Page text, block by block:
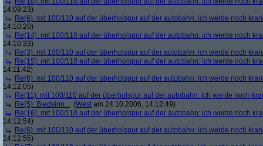
14:09:23)
Re(6): mit 100/110 auf der überholspur auf der autobahn: ich werde noch
14:10:20)
Re(14): mit 100/110 auf der überholspur auf der autobahn: ich werde noch
14:10:33)
Re(3): mit 100/110 auf der überholspur auf der autobahn: ich werde noch
Re(15): mit 100/110 auf der überholspur auf der autobahn: ich werde noch
14:11:42)
Re(6): mit 100/110 auf der überholspur auf der autobahn: ich werde noch
14:12:05)
Re(11): mit 100/110 auf der überholspur auf der autobahn: ich werde noch
Re(5): Bledsinn... (West am 24.10.2006, 14:12:49)
Re(16): mit 100/110 auf der überholspur auf der autobahn: ich werde noch
14:12:54)
Re(6): mit 100/110 auf der überholspur auf der autobahn: ich werde noch
14:12:55)